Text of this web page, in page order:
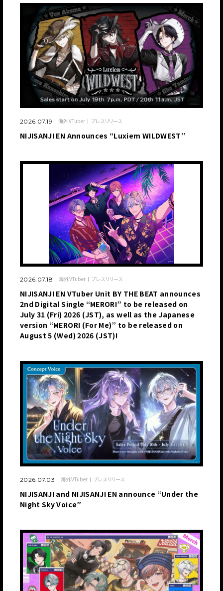
2026.07.19 海外VTuber プレスリリース
NIJISANJI EN Announces “Luxiem WILDWEST”
2026.07.18 海外VTuber プレスリリース
NIJISANJI EN VTuber Unit BY THE BEAT announces
2nd Digital Single “MERORI” to be released on
July 31 (Fri) 2026 (JST), as well as the Japanese
version “MERORI (For Me)” to be released on
August 5 (Wed) 2026 (JST)!
2026.07.03 海外VTuber プレスリリース
NIJISANJI and NIJISANJI EN announce “Under the
Night Sky Voice”